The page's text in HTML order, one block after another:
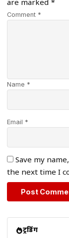
are marked *
Comment *
Name *
Email *
Save my
the next time I
ट्रेंडिंग